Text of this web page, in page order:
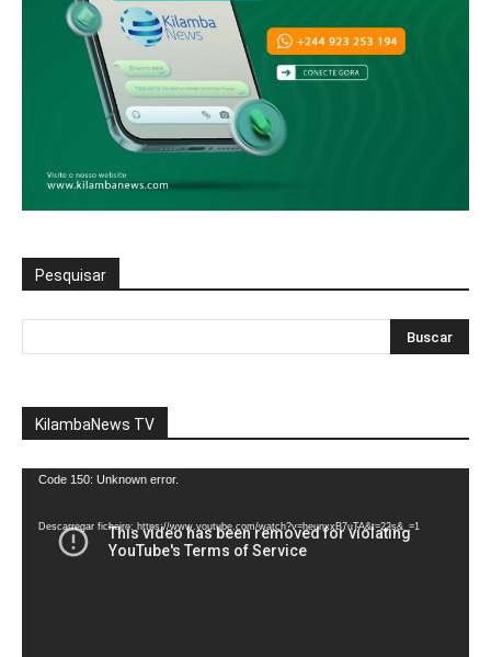
Pesquisar
KilambaNews TV
Reprodutor
vídeo
Code 150: Unknown error.
Descarregar ficheiro: https://www.youtube.com/watch?v=heunxxB7uTA&t=22s&_=1